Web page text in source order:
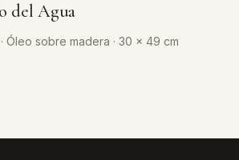
del Agua
Óleo sobre madera · 30 x 49 cm